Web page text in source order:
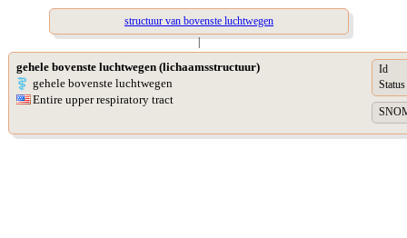
structuur van bovenste luchtwegen
|
gehele bovenste luchtwegen (lichaamsstructuur)
gehele bovenste luchtwegen
Entire upper respiratory tract
Id
Status